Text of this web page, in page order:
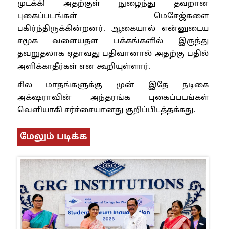
முடக்கி அதற்குள் நுழைந்து தவறான
புகைப்படங்கள் மெசேஜ்களை
பகிர்ந்திருக்கின்றனர். ஆகையால் என்னுடைய
சமூக வளையதள பக்கங்களில் இருந்து
தவறுதலாக ஏதாவது பதிவானால் அதற்கு பதில்
அளிக்காதீர்கள் என கூறியுள்ளார்.
சில மாதங்களுக்கு முன் இதே நடிகை
அக்‌ஷராவின் அந்தரங்க புகைப்படங்கள்
வெளியாகி சர்ச்சையானது குறிப்பிடத்தக்கது.
மேலும் படிக்க